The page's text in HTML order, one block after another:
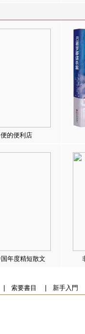
的便利店
年度精短散文
索要書目 新手入門